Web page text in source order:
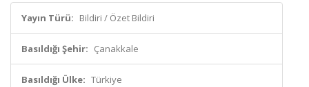
Yayın Türü: Bildiri / Özet Bildiri
Basıldığı Şehir: Çanakkale
Basıldığı Ülke: Türkiye